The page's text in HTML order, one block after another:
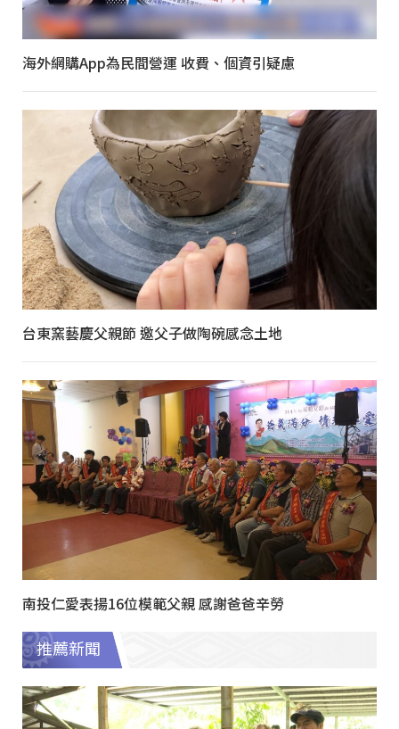
海外網購App為民間營運 收費、個資引疑慮
台東窯藝慶父親節 邀父子做陶碗感念土地
南投仁愛表揚16位模範父親 感謝爸爸辛勞
推薦新聞